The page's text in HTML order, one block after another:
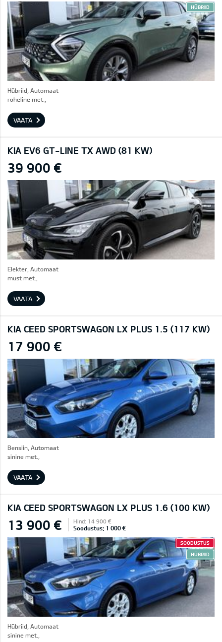
HÜBRIID
Hübriid, Automaat
roheline met.,
VAATA
KIA EV6 GT-LINE TX AWD (81 KW)
39 900 €
Elekter, Automaat
must met.,
VAATA
KIA CEED SPORTSWAGON LX PLUS 1.5 (117 KW)
17 900 €
Bensiin, Automaat
sinine met.,
VAATA
KIA CEED SPORTSWAGON LX PLUS 1.6 (100 KW)
13 900 € Hind: 14 900 €
Soodustus: 1 000 €
SOODUSTUS
HÜBRIID
Hübriid, Automaat
sinine met.,